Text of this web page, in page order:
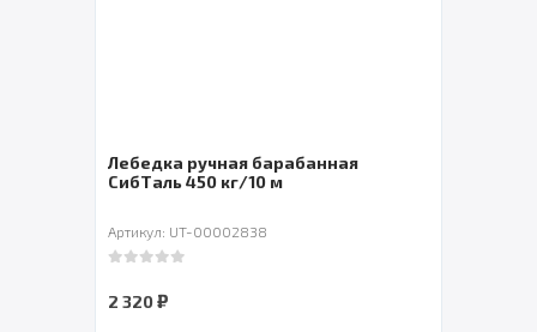
Лебедка ручная барабанная
СибТаль 450 кг/10 м
Артикул: UT-00002838
2 320₽